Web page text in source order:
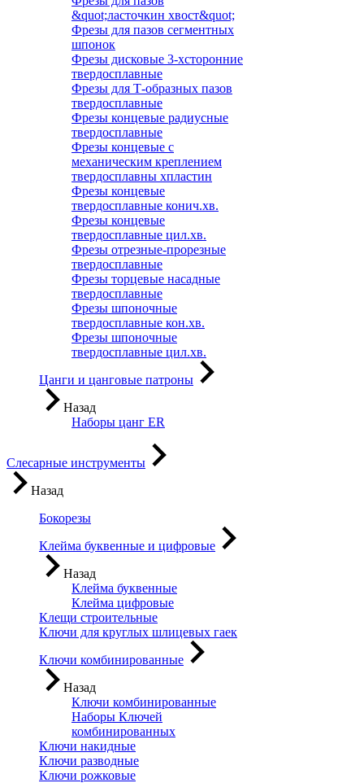
&quot;ласточкин хвост&quot;
Фрезы для пазов сегментных
шпонок
Фрезы дисковые 3-хсторонние
твердосплавные
Фрезы для Т-образных пазов
твердосплавные
Фрезы концевые радиусные
твердосплавные
Фрезы концевые с
механическим креплением
твердосплавны хпластин
Фрезы концевые
твердосплавные конич.хв.
Фрезы концевые
твердосплавные цил.хв.
Фрезы отрезные-прорезные
твердосплавные
Фрезы торцевые насадные
твердосплавные
Фрезы шпоночные
твердосплавные кон.хв.
Фрезы шпоночные
твердосплавные цил.хв.
Цанги и цанговые патроны
Назад
Наборы цанг ER
Слесарные инструменты
Назад
Бокорезы
Клейма буквенные и цифровые
Назад
Клейма буквенные
Клейма цифровые
Клещи строительные
Ключи для круглых шлицевых гаек
Ключи комбинированные
Назад
Ключи комбинированные
Наборы Ключей
комбинированных
Ключи накидные
Ключи разводные
Ключи рожковые